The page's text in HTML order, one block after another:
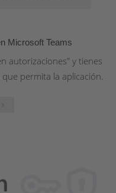
Microsoft Teams
autorizaciones" y tienes
permita la aplicación.